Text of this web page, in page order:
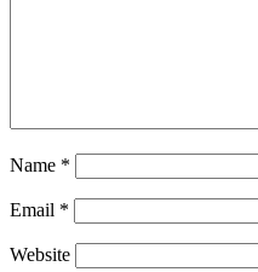
Name *
Email *
Website